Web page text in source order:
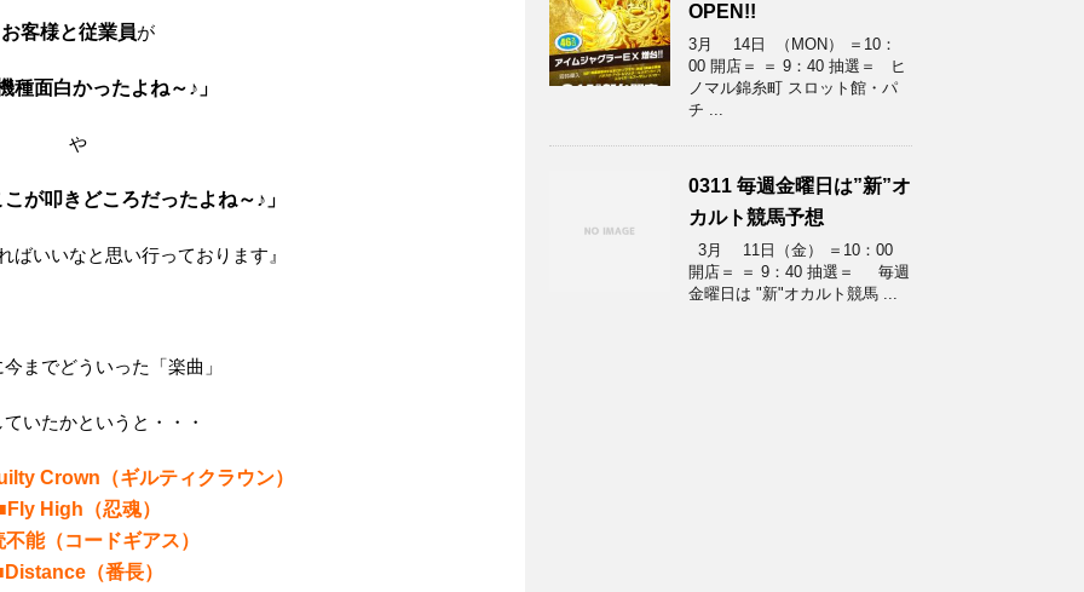
お客様と従業員が
種面白かったよね～♪」
や
こが叩きどころだったよね～♪」
ばいいなと思い行っております』
までどういった「楽曲」
ていたかというと・・・
Crown（ギルティクラウン）
High（忍魂）
能（コードギアス）
（番長）
OPEN!!
3月 14日 （MON） ＝10：
00 開店＝ ＝ 9：40 抽選＝ ヒ
ノマル錦糸町 スロット館・パ
チ ...
0311 毎週金曜日は”新”オ
カルト競馬予想
3月 11日（金） ＝10：00
開店＝ ＝ 9：40 抽選＝ 毎週
金曜日は "新"オカルト競馬 ...